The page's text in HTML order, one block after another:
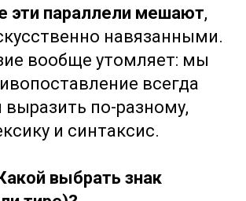
эти параллели мешают,
навязанными.
вообще утомляет: мы
всегда
выразить по-разному,
и синтаксис.
выбрать знак